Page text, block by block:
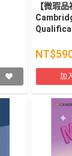
【微瑕品
加